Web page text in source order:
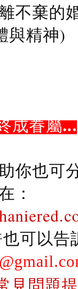
不棄的
與精神)
成眷屬...
你也可
：
可以